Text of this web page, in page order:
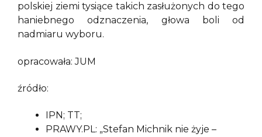
polskiej ziemi tysiące takich zasłużonych do tego
haniebnego odznaczenia, głowa boli od
nadmiaru wyboru.
opracowała: JUM
źródło:
IPN; TT;
PRAWY.PL: „Stefan Michnik nie żyje –